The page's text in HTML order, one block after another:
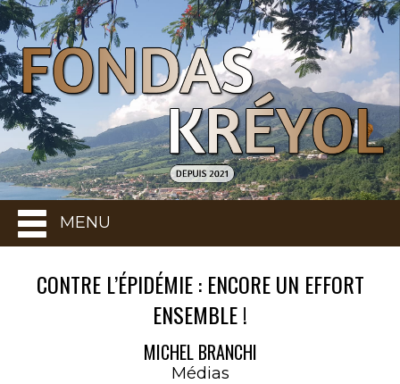
MENU
CONTRE L’ÉPIDÉMIE : ENCORE UN EFFORT
ENSEMBLE !
MICHEL BRANCHI
Médias